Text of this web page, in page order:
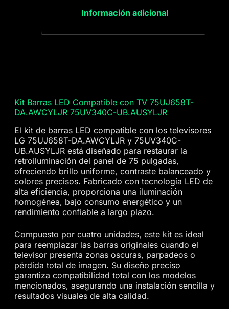
Información adicional
Kit Barras LED Compatible con TV 75UJ658T-
DA.AWCYLJR 75UV340C-UB.AUSYLJR
El kit de barras LED compatible con los televisores
LG 75UJ658T-DA.AWCYLJR y 75UV340C-
UB.AUSYLJR está diseñado para restaurar la
retroiluminación del panel de 75 pulgadas,
ofreciendo brillo uniforme, contraste balanceado y
colores precisos. Fabricado con tecnología LED de
alta eficiencia, proporciona una iluminación
homogénea, bajo consumo energético y un
rendimiento confiable a largo plazo.
Compuesto por cuatro unidades, este kit es ideal
para reemplazar las barras originales cuando el
televisor presenta zonas oscuras, parpadeos o
pérdida total de imagen. Su diseño preciso
garantiza compatibilidad total con los modelos
mencionados, asegurando una instalación sencilla y
resultados visuales de alta calidad.